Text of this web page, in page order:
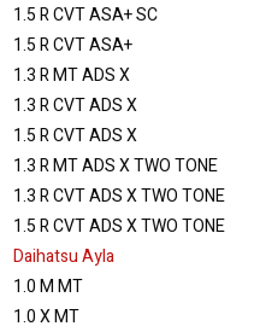
1.5 R CVT ASA+ SC
1.5 R CVT ASA+
1.3 R MT ADS X
1.3 R CVT ADS X
1.5 R CVT ADS X
1.3 R MT ADS X TWO TONE
1.3 R CVT ADS X TWO TONE
1.5 R CVT ADS X TWO TONE
Daihatsu Ayla
1.0 M MT
1.0 X MT